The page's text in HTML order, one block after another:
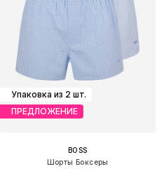
Упаковка из 2 шт.
ПРЕДЛОЖЕНИЕ
BOSS
Шорты Боксеры